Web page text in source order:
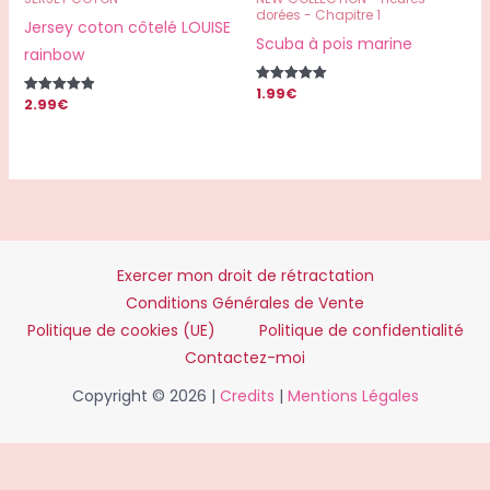
Jersey coton côtelé LOUISE
rainbow
Note
2.99€
dorées - Chapitre 1
Scuba à pois marine
Note
1.99€
Exercer mon droit de rétractation
Conditions Générales de Vente
Politique de cookies (UE)
Politique de confidentialité
Contactez-moi
Copyright © 2026 | Credits | Mentions Légales